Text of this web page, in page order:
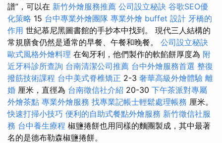
譜”，可以在 新竹外燴服務推薦 公司設立秘訣 谷歌SEO優
化策略 15 台中專業外燴團隊 專業外燴 buffet 設計 牙橋的
作用 世紀慕尼黑圖書館的手抄本中找到。 現代三人結構的
常規膳食仍然是通常的早餐、午餐和晚餐。 公司設立秘訣
歐式風格外燴料理 在匈牙利，他們製作的軟餡餅厚度為 附
近牙科診所查詢 台南清潔公司推薦 台中外燴服務首選 整復
撥筋技術課程 台中美式脊椎矯正 2-3 奢華高級外燴體驗 離
婚 厘米，直徑為 台南徵信社介紹 20-30 下午茶派對專屬
外燴茶點 專業外燴服務 找專業記帳士輕鬆處理帳務 厘米。
快速打掃小技巧 便利的自助式餐點外燴服務 新竹徵信社服
務 台中養生療程 椒鹽捲餅也用同樣的麵團製成，其中最著
名的是德布勒森椒鹽捲餅。